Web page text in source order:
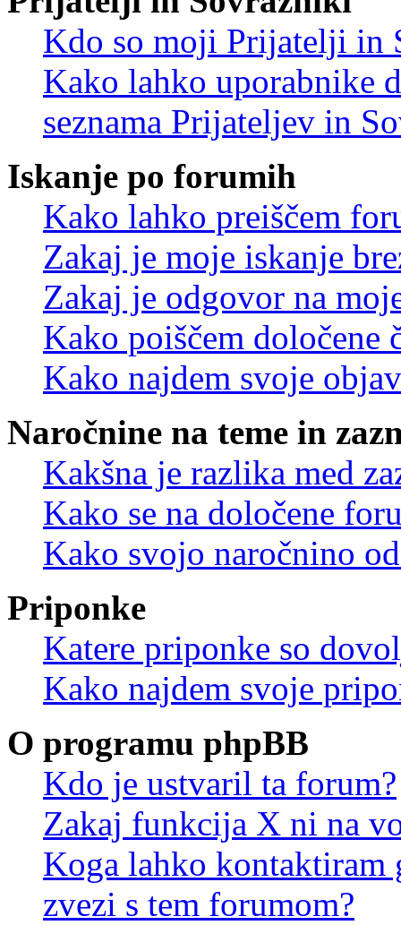
Kdo so moji Prijatelji in
Kako lahko uporabnike
seznama Prijateljev in
Iskanje po forumih
Kako lahko preiščem
Zakaj je moje iskanje
Zakaj je odgovor na
Kako poiščem določene
Kako najdem svoje
Naročnine na teme in
Kakšna je razlika med
Kako se na določene
Kako svojo naročnino
Priponke
Katere priponke so
Kako najdem svoje
O programu phpBB
Kdo je ustvaril ta forum?
Zakaj funkcija X ni na
Koga lahko kontaktiram
zvezi s tem forumom?